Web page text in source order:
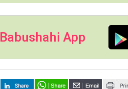
Babushahi App